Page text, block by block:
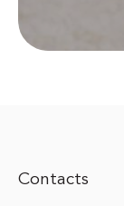
Contacts